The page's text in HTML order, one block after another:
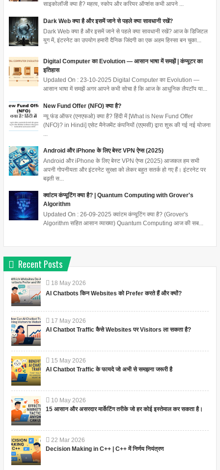
साइकोलॉजी क्या है? महत्व, स्कोप और करियर ऑप्शंस कभी आपने ...
Dark Web क्या है और इसमें जाने से पहले क्या सावधानी रखें?
Dark Web क्या है और इसमें जाने से पहले क्या सावधानी रखें? आज के डिजिटल
युग में, इंटरनेट का उपयोग हमारी दैनिक जिंदगी का एक अहम हिस्सा बन चुका...
Digital Computer का Evolution — आसान भाषा में समझें | कंप्यूटर का
इतिहास
Updated On : 23-10-2025 Digital Computer का Evolution —
आसान भाषा में समझें अगर आपने कभी सोचा है कि आज के आधुनिक लैपटॉप या...
New Fund Offer (NFO) क्या है?
न्यू फंड ऑफर (एनएफओ) क्या है? हिंदी में [What is New Fund Offer
(NFO)? in Hindi] एसेट मैनेजमेंट कंपनियों (एएमसी) द्वारा शुरू की गई नई योजना
Android और iPhone के लिए बेस्ट VPN ऐप्स (2025)
Android और iPhone के लिए बेस्ट VPN ऐप्स (2025) आजकल हम सभी
अपनी गोपनीयता और इंटरनेट सुरक्षा को लेकर बहुत सतर्क हो गए हैं। इंटरनेट पर
बढ़ती स...
क्वांटम कंप्यूटिंग क्या है? | Quantum Computing with Grover's
Algorithm
Updated On : 26-09-2025 क्वांटम कंप्यूटिंग क्या है? (Grover's
Algorithm सहित आसान व्याख्या) Quantum Computing आज की सब...
Recent Posts
18 May 2026
AI Chatbots किन Websites को Prefer करते हैं और क्यों?
17 May 2026
AI Chatbot Traffic कैसे Websites पर Visitors ला सकता है?
15 May 2026
AI Chatbot Traffic के फायदे जो अभी से समझना जरूरी है
10 May 2026
15 आसान और असरदार मार्केटिंग तरीके जो हर कोई इस्तेमाल कर सकता है।
22 Mar 2026
Decision Making in C++ | C++ में निर्णय नियंत्रण